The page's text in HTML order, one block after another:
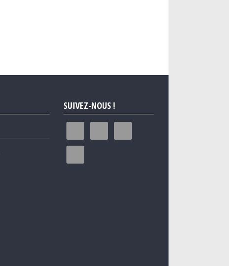
SUIVEZ-NOUS !